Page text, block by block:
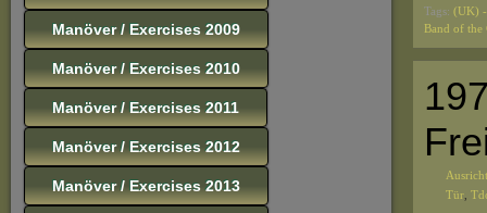
Manöver / Exercises 2009
Manöver / Exercises 2010
Manöver / Exercises 2011
Manöver / Exercises 2012
Manöver / Exercises 2013
Tags: (UK) -
Band of the
Tür